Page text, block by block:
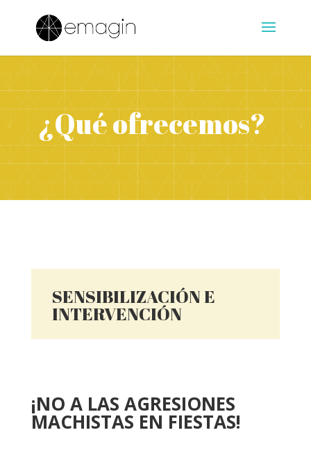
¿Qué ofrecemos?
SENSIBILIZACIÓN E
INTERVENCIÓN
¡NO A LAS AGRESIONES
MACHISTAS EN FIESTAS!